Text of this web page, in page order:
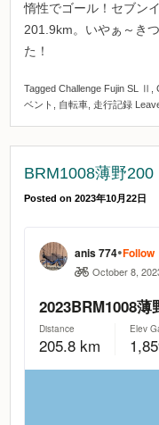
惰性でゴール！セブン
201.9km。いやぁ～き
た！
Tagged Challenge Fujin SL Ⅱ
ベント
自転車, 走行記録
BRM1008薄野200
Posted on 2023年10月22日